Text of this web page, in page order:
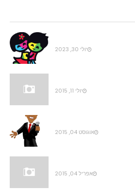
יולי 30, 2023
יולי 11, 2015
אוגוסט 04, 2015
אפריל 04, 2015